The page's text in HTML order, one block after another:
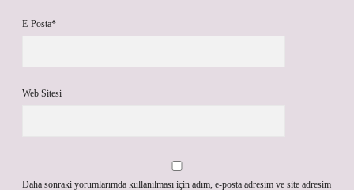
E-Posta*
Web Sitesi
Daha sonraki yorumlarımda kullanılması için adım, e-posta adresim ve site adresim